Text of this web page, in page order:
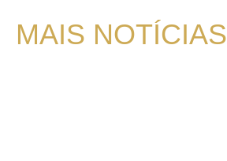
MAIS NOTÍCIAS